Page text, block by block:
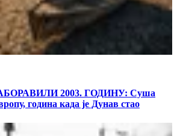
2003. ГОДИНУ: Суша
година када је Дунав стао